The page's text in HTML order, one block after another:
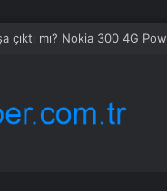
çıktı mı? Nokia 300 4G